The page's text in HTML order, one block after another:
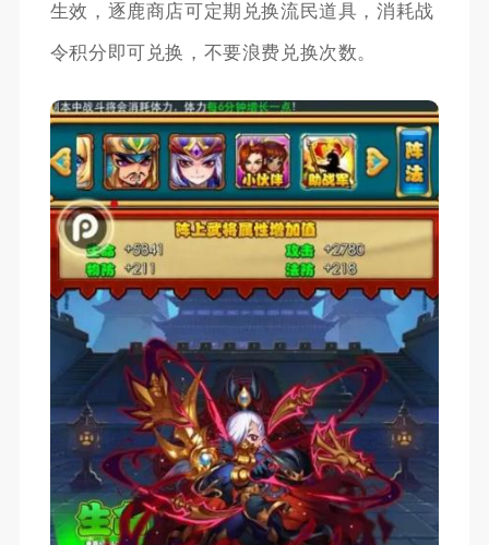
生效，逐鹿商店可定期兑换流民道具，消耗战
令积分即可兑换，不要浪费兑换次数。